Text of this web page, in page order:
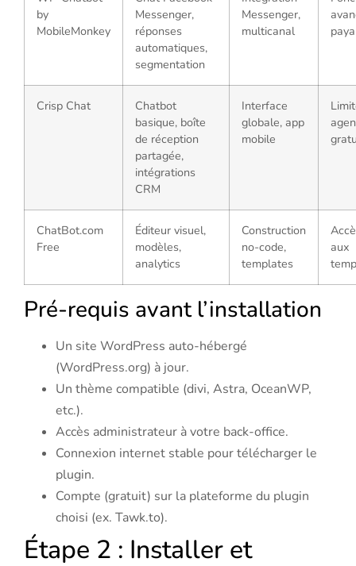
by
MobileMonkey
Messenger,
réponses
automatiques,
segmentation
Messenger,
multicanal
Crisp Chat
Chatbot
basique, boîte
de réception
partagée,
intégrations
CRM
Interface
globale, app
mobile
ChatBot.com
Free
Éditeur visuel,
modèles,
analytics
Construction
no-code,
templates
aux
Pré-requis avant l’installation
Un site WordPress auto-hébergé
(WordPress.org) à jour.
Un thème compatible (divi, Astra, OceanWP,
etc.).
Accès administrateur à votre back-office.
Connexion internet stable pour télécharger le
plugin.
Compte (gratuit) sur la plateforme du plugin
choisi (ex. Tawk.to).
Étape 2 : Installer et